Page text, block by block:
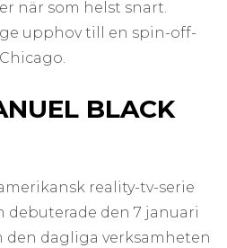
när som helst snart.
upphov till en spin-off-
BLACK
reality-tv-serie
debuterade den 7 januari
den dagliga verksamheten